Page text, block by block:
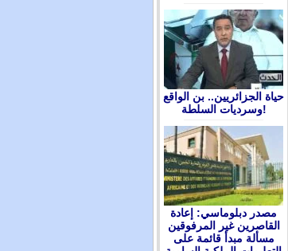
حياة الجزائريين.. بن الواقع
وسرديات السلطة!
مصدر دبلوماسي: إعادة
القاصرين غير المرفوقين
مسألة مبدأ قائمة على